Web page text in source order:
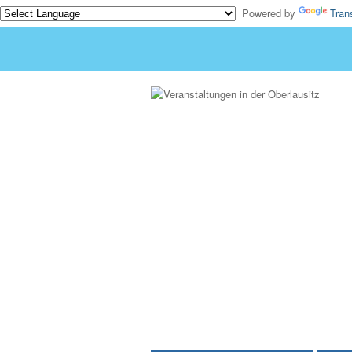
Powered by